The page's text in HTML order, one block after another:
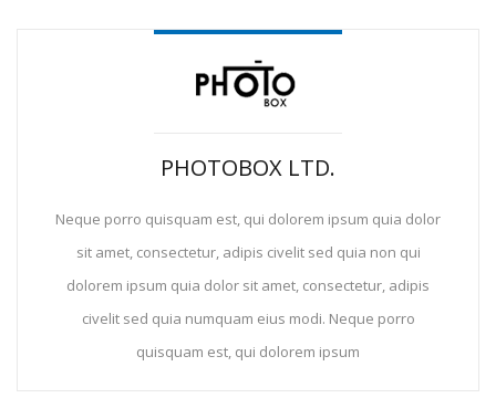
PHOTOBOX LTD.
Neque porro quisquam est, qui dolorem ipsum quia dolor
sit amet, consectetur, adipis civelit sed quia non qui
dolorem ipsum quia dolor sit amet, consectetur, adipis
civelit sed quia numquam eius modi. Neque porro
quisquam est, qui dolorem ipsum